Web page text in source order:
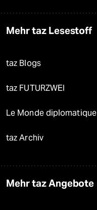
Mehr taz Lesestoff
taz Blogs
taz FUTURZWEI
Le Monde diplomatique
taz Archiv
Mehr taz Angebote